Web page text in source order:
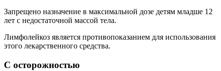
Запрещено назначение в максимальной дозе детям младше 12
лет с недостаточной массой тела.
Лимфолейкоз является противопоказанием для использования
этого лекарственного средства.
С осторожностью